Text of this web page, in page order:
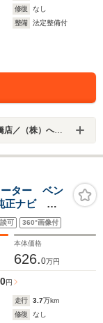
修復
なし
整備
法定整備付
株）へリックス
ター ベン
正ナビ
純正20イ
グアシスト
可 360°画像付
本体価格
626.0万円
円
走行 3.7万km
修復
なし